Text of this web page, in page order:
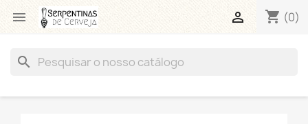
 shopping_cart (0)

search